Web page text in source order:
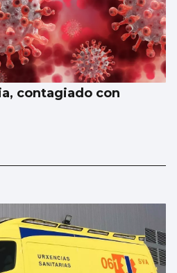
contagiado con